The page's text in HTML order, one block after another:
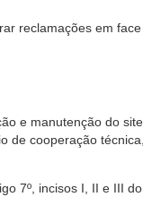
reclamações em
e manutenção do site
de cooperação
7º, incisos I, II e III